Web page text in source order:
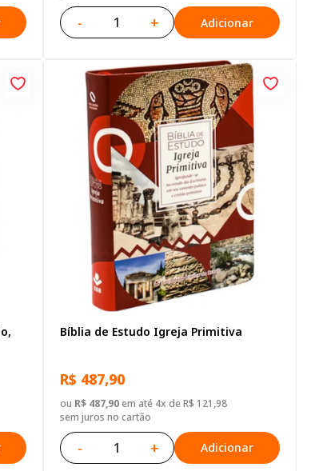
- + Adicionar
Bíblia de Estudo Igreja Primitiva
R$ 487,90
ou R$ 487,90em até 4x de R$ 121,98
sem juros no cartão
- + Adicionar